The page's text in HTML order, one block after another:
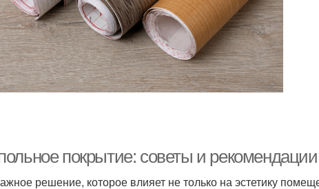
покрытие: советы и рекомендации
решение, которое влияет не только на эстетику